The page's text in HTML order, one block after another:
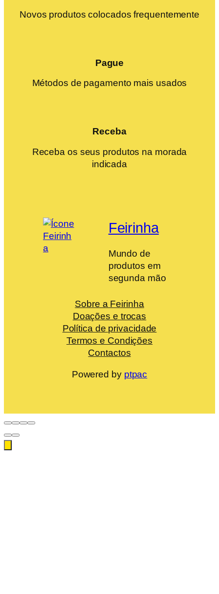
Novos produtos colocados frequentemente
Pague
Métodos de pagamento mais usados
Receba
Receba os seus produtos na morada
indicada
Feirinha
Mundo de
produtos em
segunda mão
Sobre a Feirinha
Doações e trocas
Política de privacidade
Termos e Condições
Contactos
Powered by ptpac